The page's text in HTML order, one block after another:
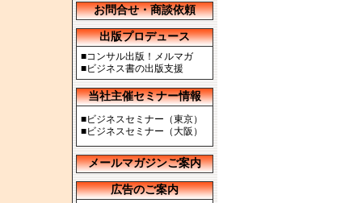
お問合せ・商談依頼
出版プロデュース
■コンサル出版！メルマガ
■ビジネス書の出版支援
当社主催セミナー情報
■ビジネスセミナー（東京）
■ビジネスセミナー（大阪）
メールマガジンご案内
広告のご案内